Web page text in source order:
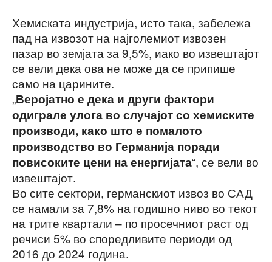
Хемиската индустрија, исто така, забележа
пад на извозот на најголемиот извозен
пазар во земјата за 9,5%, иако во извештајот
се вели дека ова не може да се припише
само на царините.
„Веројатно е дека и други фактори
одиграле улога во случајот со хемиските
производи, како што е помалото
производство во Германија поради
повисоките цени на енергијата“, се вели во
извештајот.
Во сите сектори, германскиот извоз во САД
се намали за 7,8% на годишно ниво во текот
на трите квартали – по просечниот раст од
речиси 5% во споредливите периоди од
2016 до 2024 година.